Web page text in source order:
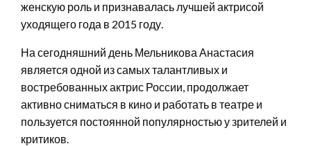
женскую роль и признавалась лучшей актрисой
уходящего года в 2015 году.
На сегодняшний день Мельникова Анастасия
является одной из самых талантливых и
востребованных актрис России, продолжает
активно сниматься в кино и работать в театре и
пользуется постоянной популярностью у зрителей и
критиков.